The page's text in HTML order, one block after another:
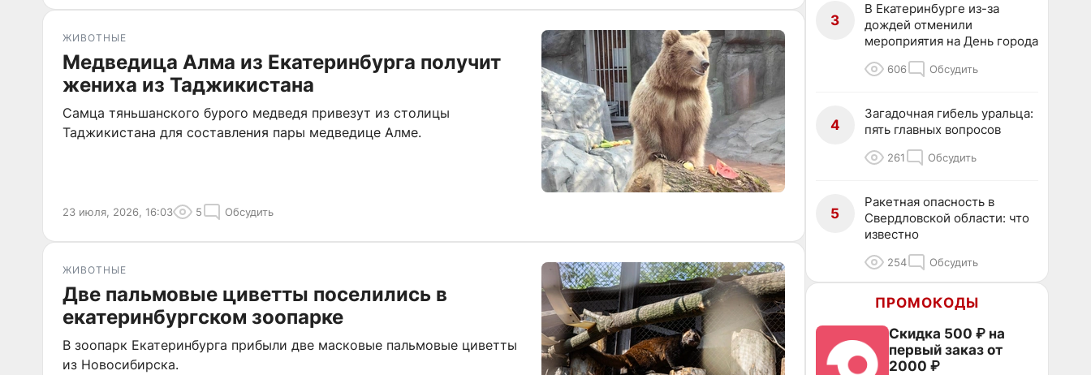
ЖИВОТНЫЕ
Медведица Алма из Екатеринбурга получит
жениха из Таджикистана
Самца тяньшанского бурого медведя привезут из столицы
Таджикистана для составления пары медведице Алме.
23 июля, 2026, 16:03 5 Обсудить
ЖИВОТНЫЕ
Две пальмовые циветты поселились в
екатеринбургском зоопарке
В зоопарк Екатеринбурга прибыли две масковые пальмовые циветты
из Новосибирска.
3
В Екатеринбурге из-за
дождей отменили
мероприятия на День города
606 Обсудить
4
Загадочная гибель уральца:
пять главных вопросов
261 Обсудить
5
Ракетная опасность в
Свердловской области: что
известно
254 Обсудить
ПРОМОКОДЫ
Скидка 500 ₽ на
первый заказ от
2000 ₽